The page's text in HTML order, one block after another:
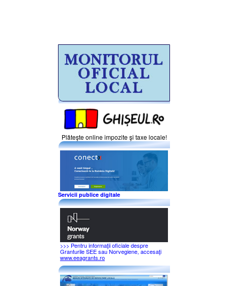
Plăteşte online impozite şi taxe locale!
Servicii publice digitale
>>> Pentru informaţii oficiale despre
Granturile SEE sau Norvegiene, accesaţi
www.eeagrants.ro